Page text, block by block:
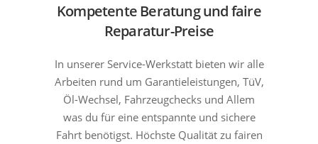
Kompetente Beratung und faire
Reparatur-Preise
In unserer Service-Werkstatt bieten wir alle
Arbeiten rund um Garantieleistungen, TüV,
Öl-Wechsel, Fahrzeugchecks und Allem
was du für eine entspannte und sichere
Fahrt benötigst. Höchste Qualität zu fairen